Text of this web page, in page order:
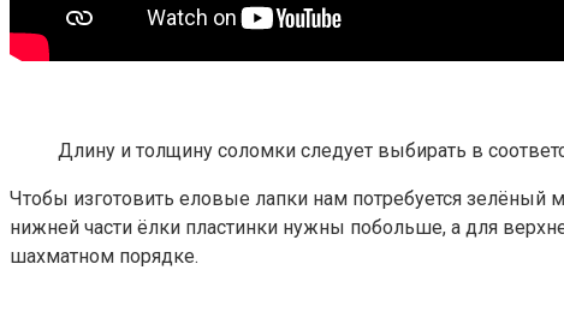
Длину и толщину соломки следует выбирать в
Чтобы изготовить еловые лапки нам потребуется
нижней части ёлки пластинки нужны побольше, а для
шахматном порядке.